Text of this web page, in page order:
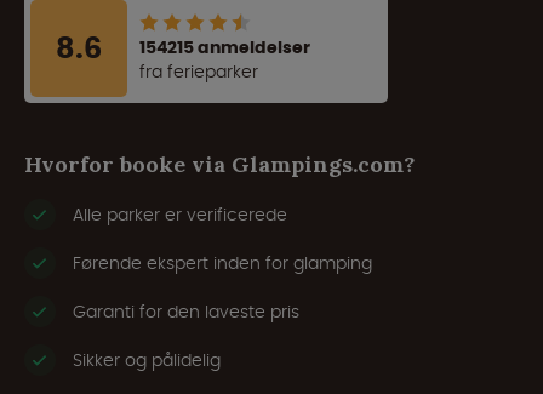
8.6
154215 anmeldelser
fra ferieparker
Hvorfor booke via Glampings.com?
Alle parker er verificerede
Førende ekspert inden for glamping
Garanti for den laveste pris
Sikker og pålidelig